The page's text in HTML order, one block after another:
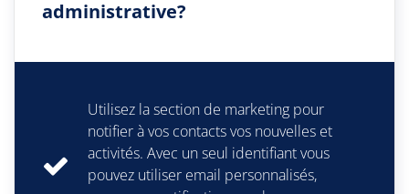
administrative?
Utilisez la section de marketing pour
notifier à vos contacts vos nouvelles et
activités. Avec un seul identifiant vous
pouvez utiliser email personnalisés,